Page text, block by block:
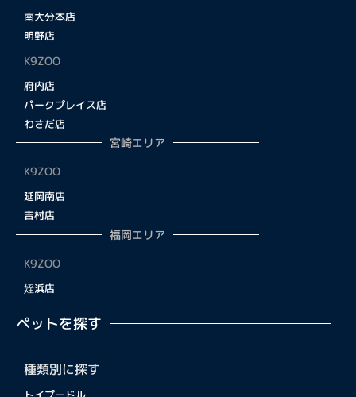
南大分本店
明野店
K9ZOO
府内店
パークプレイス店
わさだ店
宮崎エリア
K9ZOO
延岡南店
吉村店
福岡エリア
K9ZOO
姪浜店
ペットを探す
種類別に探す